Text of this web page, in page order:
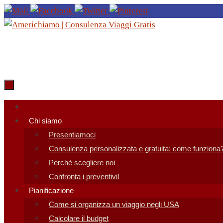
Salta
al
Salta
contenuto
Chi siamo
Presentiamoci
Consulenza personalizzata e gratuita: come
Perché scegliere noi
Confronta i preventivi!
Pianificazione
Come si organizza un viaggio negli USA
Calcolare il budget